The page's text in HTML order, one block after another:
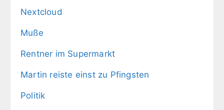
Nextcloud
Muße
Rentner im Supermarkt
Martin reiste einst zu Pfingsten
Politik